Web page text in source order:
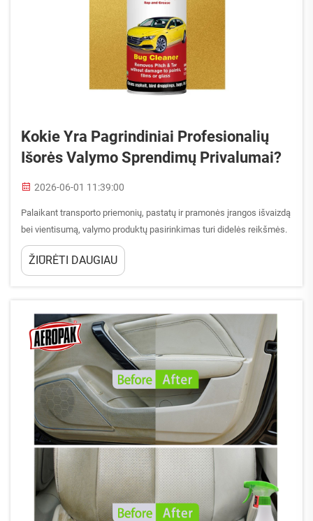
Kokie Yra Pagrindiniai Profesionalių
Išorės Valymo Sprendimų Privalumai?
2026-06-01 11:39:00
Palaikant transporto priemonių, pastatų ir pramonės įrangos išvaizdą
bei vientisumą, valymo produktų pasirinkimas turi didelės reikšmės.
Profesiniam naudojimui skirti išorės valymo sprendimai žymiai viršija
paprastus ...
ŽIŪRĖTI DAUGIAU